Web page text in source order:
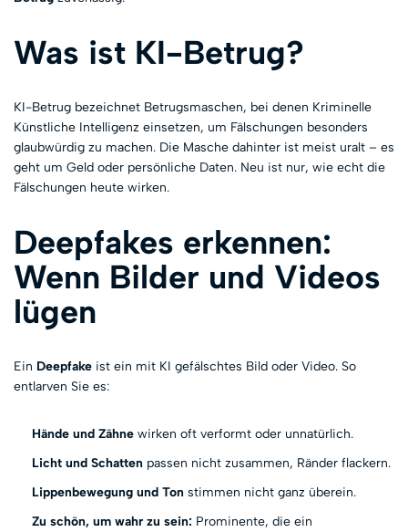
Was ist KI-Betrug?
KI-Betrug bezeichnet Betrugsmaschen, bei denen Kriminelle
Künstliche Intelligenz einsetzen, um Fälschungen besonders
glaubwürdig zu machen. Die Masche dahinter ist meist uralt – es
geht um Geld oder persönliche Daten. Neu ist nur, wie echt die
Fälschungen heute wirken.
Deepfakes erkennen:
Wenn Bilder und Videos
lügen
Ein Deepfake ist ein mit KI gefälschtes Bild oder Video. So
entlarven Sie es:
Hände und Zähne wirken oft verformt oder unnatürlich.
Licht und Schatten passen nicht zusammen, Ränder flackern.
Lippenbewegung und Ton stimmen nicht ganz überein.
Zu schön, um wahr zu sein: Prominente, die ein